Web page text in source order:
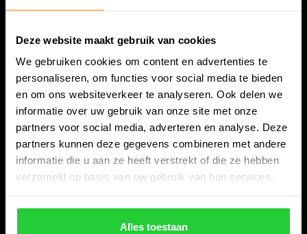
Deze website maakt gebruik van cookies
We gebruiken cookies om content en advertenties te
personaliseren, om functies voor social media te bieden
en om ons websiteverkeer te analyseren. Ook delen we
informatie over uw gebruik van onze site met onze
partners voor social media, adverteren en analyse. Deze
partners kunnen deze gegevens combineren met andere
informatie die u aan ze heeft verstrekt of die ze hebben
verzameld op basis van uw gebruik van hun services.
Alles toestaan
Bespanracket.nl is dé racketspecialist van Lelystad en
omstreken.
Snijdersstraat 6
8224 AA Lelystad
Nederland